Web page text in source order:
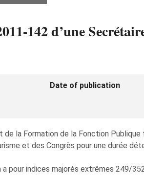
142 d’une
Date of publication
la Formation de la Fonction
et des Congrès pour une durée
pour indices majorés extrêmes 249/